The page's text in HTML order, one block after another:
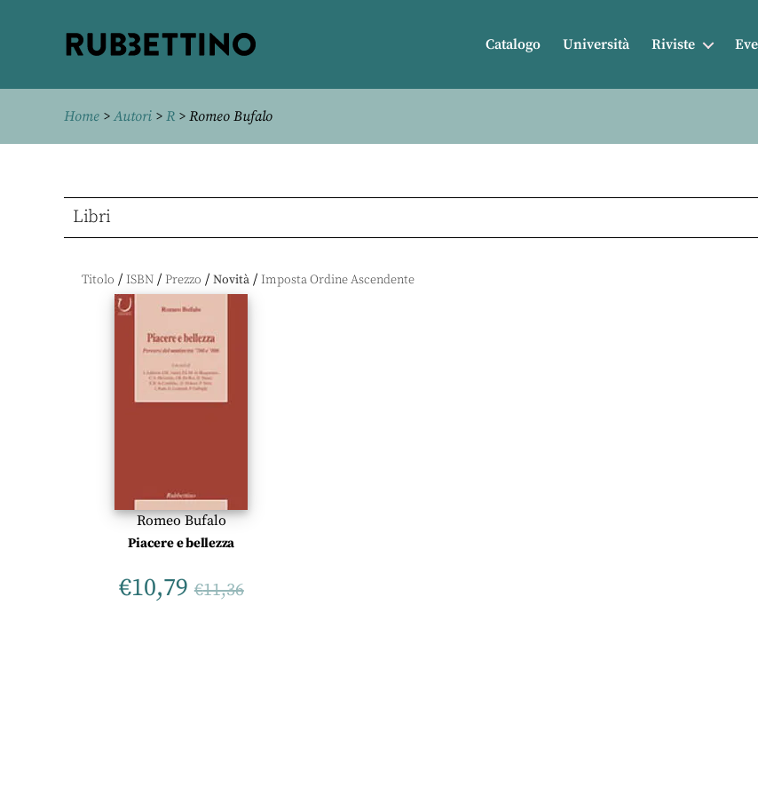
Catalogo Università Riviste
Home >Autori > R > Romeo Bufalo
Libri
Titolo / ISBN / Prezzo / Novità /
Romeo Bufalo
Piacere e bellezza
€10,79 €11,36